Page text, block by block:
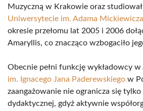
Muzyczną w Krakowie oraz
Uniwersytecie im. Adama Mickiewicza
okresie przełomu lat 2005 i 2006
Amaryllis, co znacząco wzbogaciło
Obecnie pełni funkcję wykładowcy w
im. Ignacego Jana Paderewskiego w
zaangażowanie nie ogranicza się
dydaktycznej, gdyż aktywnie